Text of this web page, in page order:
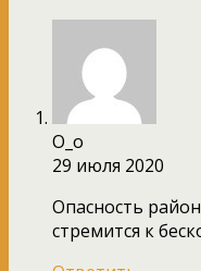
O_o
29 июля 2020
Опасность
стремится к